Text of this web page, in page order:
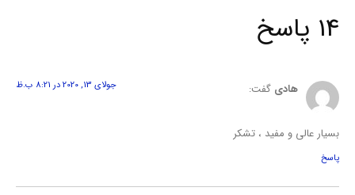
14 پاسخ
هادیگفت: جولای 13, 2020 در 8:21 ب.ظ
بسیار عالی و مفید ، تشکر
پاسخ